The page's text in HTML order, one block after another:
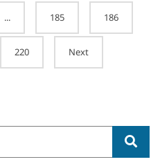
... 185 186
220 Next